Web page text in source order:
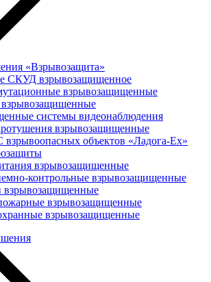
«Взрывозащита»
СКУД взрывозащищенное
взрывозащищенные
системы видеонаблюдения
взрывозащищенные
объектов «Ладога-Ex»
взрывозащищенные
контрольные взрывозащищенные
взрывозащищенные
взрывозащищенные
взрывозащищенные